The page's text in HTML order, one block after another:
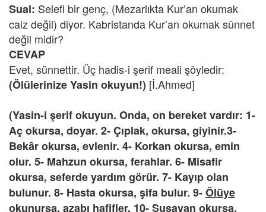
Sual: Selefi bir genç, (Mezarlıkta Kur’an okumak
caiz değil) diyor. Kabristanda Kur’an okumak sünnet
değil midir?
CEVAP
Evet, sünnettir. Üç hadis-i şerif meali şöyledir:
(Ölülerinize Yasin okuyun!) [İ.Ahmed]
(Yasin-i şerif okuyun. Onda, on bereket vardır: 1-
Aç okursa, doyar. 2- Çıplak, okursa, giyinir.3-
Bekâr okursa, evlenir. 4- Korkan okursa, emin
olur. 5- Mahzun okursa, ferahlar. 6- Misafir
okursa, seferde yardım görür. 7- Kayıp olan
bulunur. 8- Hasta okursa, şifa bulur. 9-Ölüye
okunursa, azabı hafifler, 10- Susayan okursa,